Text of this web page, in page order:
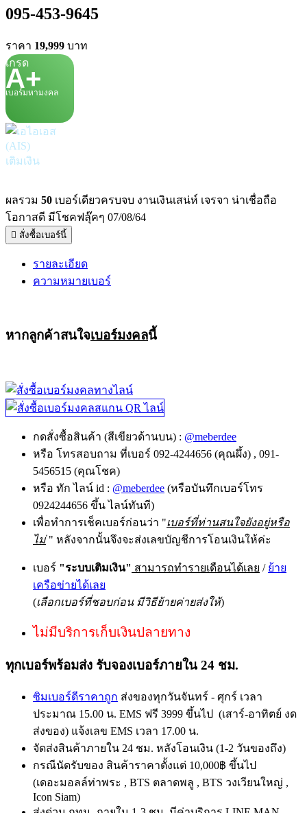
095-453-9645
ราคา 19,999 บาท
เกรด
A+
เบอร์มหามงคล
เติมเงิน
ผลรวม 50 เบอร์เดียวครบจบ งานเงินเสน่ห์ เจรจา น่าเชื่อถือ
โอกาสดี มีโชคฟลุ๊คๆ 07/08/64
สั่งซื้อเบอร์นี้
รายละเอียด
ความหมายเบอร์
หากลูกค้าสนใจเบอร์มงคลนี้
กดสั่งซื้อสินค้า (สีเขียวด้านบน) : @meberdee
หรือ โทรสอบถาม ที่เบอร์ 092-4244656 (คุณผึ้ง) , 091-
5456515 (คุณโชค)
หรือ ทัก ไลน์ id : @meberdee (หรือบันทึกเบอร์โทร
0924244656 ขึ้น ไลน์ทันที)
เพื่อทำการเช็คเบอร์ก่อนว่า "เบอร์ที่ท่านสนใจยังอยู่หรือ
ไม่" หลังจากนั้นจึงจะส่งเลขบัญชีการโอนเงินให้ค่ะ
เบอร์ "ระบบเติมเงิน" สามารถทำรายเดือนได้เลย / ย้าย
เครือข่ายได้เลย
(เลือกเบอร์ที่ชอบก่อน มีวิธีย้ายค่ายส่งให้)
ไม่มีบริการเก็บเงินปลายทาง
ทุกเบอร์พร้อมส่ง รับจองเบอร์ภายใน 24 ชม.
ซิมเบอร์ดีราคาถูก ส่งของทุกวันจันทร์ - ศุกร์ เวลา
ประมาณ 15.00 น. EMS ฟรี 3999 ขึ้นไป (เสาร์-อาทิตย์ งด
ส่งของ) แจ้งเลข EMS เวลา 17.00 น.
จัดส่งสินค้าภายใน 24 ชม. หลังโอนเงิน (1-2 วันของถึง)
กรณีนัดรับของ สินค้าราคาตั้งแต่ 10,000฿ ขึ้นไป
(เดอะมอลล์ท่าพระ , BTS ตลาดพลู , BTS วงเวียนใหญ่ ,
Icon Siam)